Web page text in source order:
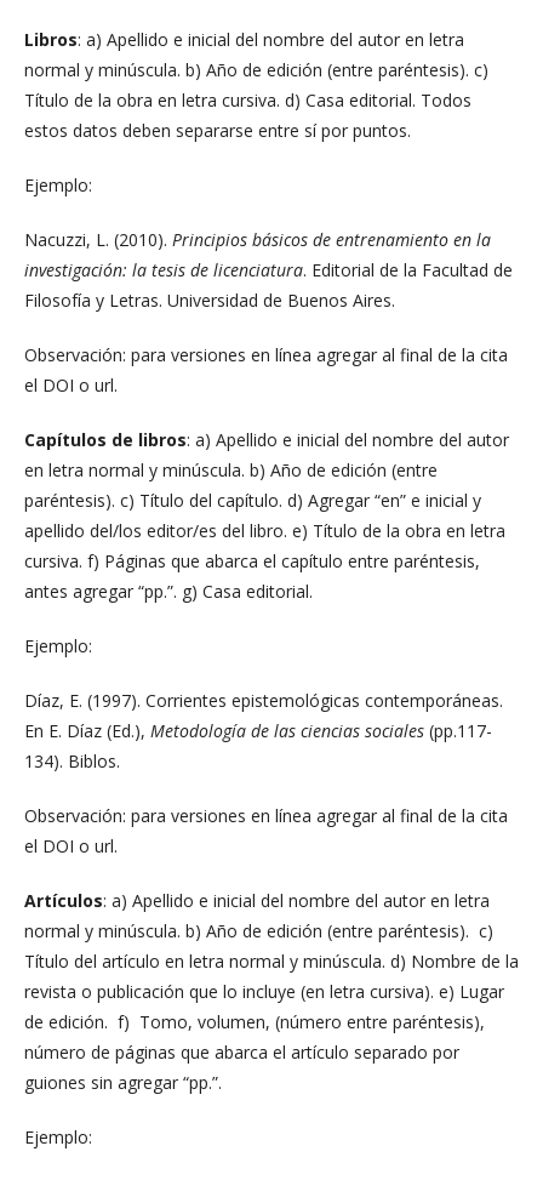
Libros: a) Apellido e inicial del nombre del autor en letra
normal y minúscula. b) Año de edición (entre paréntesis). c)
Título de la obra en letra cursiva. d) Casa editorial. Todos
estos datos deben separarse entre sí por puntos.
Ejemplo:
Nacuzzi, L. (2010). Principios básicos de entrenamiento en la
investigación: la tesis de licenciatura. Editorial de la Facultad de
Filosofía y Letras. Universidad de Buenos Aires.
Observación: para versiones en línea agregar al final de la cita
el DOI o url.
Capítulos de libros: a) Apellido e inicial del nombre del autor
en letra normal y minúscula. b) Año de edición (entre
paréntesis). c) Título del capítulo. d) Agregar “en” e inicial y
apellido del/los editor/es del libro. e) Título de la obra en letra
cursiva. f) Páginas que abarca el capítulo entre paréntesis,
antes agregar “pp.”. g) Casa editorial.
Ejemplo:
Díaz, E. (1997). Corrientes epistemológicas contemporáneas.
En E. Díaz (Ed.), Metodología de las ciencias sociales (pp.117-
134). Biblos.
Observación: para versiones en línea agregar al final de la cita
el DOI o url.
Artículos: a) Apellido e inicial del nombre del autor en letra
normal y minúscula. b) Año de edición (entre paréntesis). c)
Título del artículo en letra normal y minúscula. d) Nombre de la
revista o publicación que lo incluye (en letra cursiva). e) Lugar
de edición. f) Tomo, volumen, (número entre paréntesis),
número de páginas que abarca el artículo separado por
guiones sin agregar “pp.”.
Ejemplo: